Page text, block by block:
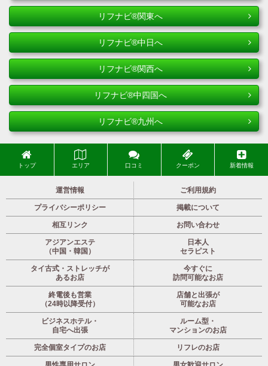
リフナビ®関東へ
リフナビ®中日へ
リフナビ®関西へ
リフナビ®中四国へ
リフナビ®九州へ
トップ エリア 口コミ クーポン 新着情報
運営情報 ご利用規約
プライバシーポリシー 掲載について
相互リンク お問い合わせ
アジアンエステ
（中国・韓国）
日本人
セラピスト
タイ古式・ストレッチが
あるお店
今すぐに
訪問可能なお店
終電後も営業
（24時以降受付）
店舗と出張が
可能なお店
ビジネスホテル・
自宅へ出張
ルーム型・
マンションのお店
完全個室タイプのお店 リフレのお店